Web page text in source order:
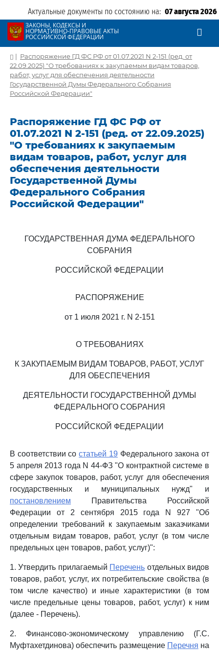
Актуальные документы по состоянию на: 07 августа 2026
ЗАКОНЫ, КОДЕКСЫ И
НОРМАТИВНО-ПРАВОВЫЕ АКТЫ
РОССИЙСКОЙ ФЕДЕРАЦИИ
| Распоряжение ГД ФС РФ от 01.07.2021 N 2-151 (ред. от
22.09.2025) "О требованиях к закупаемым видам товаров,
работ, услуг для обеспечения деятельности
Государственной Думы Федерального Собрания
Российской Федерации"
Распоряжение ГД ФС РФ от
01.07.2021 N 2-151 (ред. от 22.09.2025)
"О требованиях к закупаемым
видам товаров, работ, услуг для
обеспечения деятельности
Государственной Думы
Федерального Собрания
Российской Федерации"
ГОСУДАРСТВЕННАЯ ДУМА ФЕДЕРАЛЬНОГО
СОБРАНИЯ
РОССИЙСКОЙ ФЕДЕРАЦИИ
РАСПОРЯЖЕНИЕ
от 1 июля 2021 г. N 2-151
О ТРЕБОВАНИЯХ
К ЗАКУПАЕМЫМ ВИДАМ ТОВАРОВ, РАБОТ, УСЛУГ
ДЛЯ ОБЕСПЕЧЕНИЯ
ДЕЯТЕЛЬНОСТИ ГОСУДАРСТВЕННОЙ ДУМЫ
ФЕДЕРАЛЬНОГО СОБРАНИЯ
РОССИЙСКОЙ ФЕДЕРАЦИИ
В соответствии состатьей 19 Федерального закона от
5 апреля 2013 года N 44-ФЗ "О контрактной системе в
сфере закупок товаров, работ, услуг для обеспечения
государственных и муниципальных нужд" и
постановлением Правительства Российской
Федерации от 2 сентября 2015 года N 927 "Об
определении требований к закупаемым заказчиками
отдельным видам товаров, работ, услуг (в том числе
предельных цен товаров, работ, услуг)":
1. Утвердить прилагаемый Перечень отдельных видов
товаров, работ, услуг, их потребительские свойства (в
том числе качество) и иные характеристики (в том
числе предельные цены товаров, работ, услуг) к ним
(далее - Перечень).
2. Финансово-экономическому управлению (Г.С.
Муфтахетдинова) обеспечить размещение Перечня на